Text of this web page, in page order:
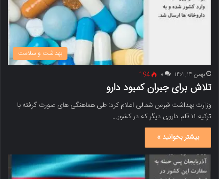
بهداشت و سلامت
بهمن ۱۴, ۱۴۰۱ ۰ 194
تلاش برای جبران کمبود دارو
وزارت بهداشت قبرس شمالی اعلام کرد: طی هماهنگی های صورت گرفته با
ترکیه ۱۱ قلم داروی دیگر که در کشور…
بیشتر بخوانید »